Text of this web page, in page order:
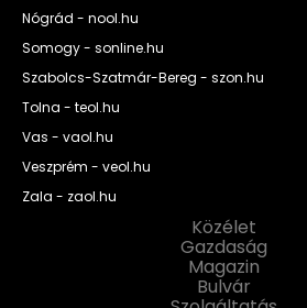
Nógrád - nool.hu
Somogy - sonline.hu
Szabolcs-Szatmár-Bereg - szon.hu
Tolna - teol.hu
Vas - vaol.hu
Veszprém - veol.hu
Zala - zaol.hu
Közélet
Gazdaság
Magazin
Bulvár